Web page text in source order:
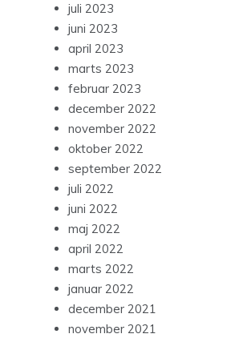
juli 2023
juni 2023
april 2023
marts 2023
februar 2023
december 2022
november 2022
oktober 2022
september 2022
juli 2022
juni 2022
maj 2022
april 2022
marts 2022
januar 2022
december 2021
november 2021